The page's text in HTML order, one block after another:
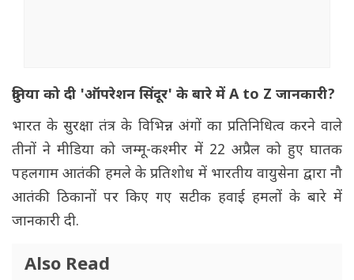
दुनिया को दी 'ऑपरेशन सिंदूर' के बारे में A to Z जानकारी?
भारत के सुरक्षा तंत्र के विभिन्न अंगों का प्रतिनिधित्व करने वाले
तीनों ने मीडिया को जम्मू-कश्मीर में 22 अप्रैल को हुए घातक
पहलगाम आतंकी हमले के प्रतिशोध में भारतीय वायुसेना द्वारा नौ
आतंकी ठिकानों पर किए गए सटीक हवाई हमलों के बारे में
जानकारी दी.
Also Read